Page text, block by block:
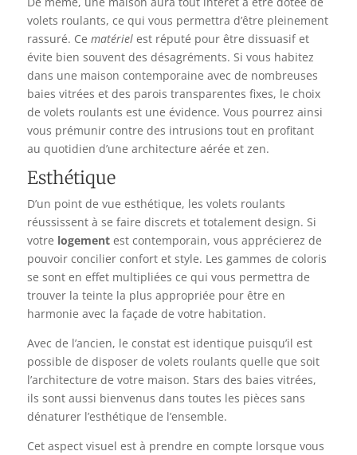
volets roulants, ce qui vous permettra d’être pleinement
rassuré. Ce matériel est réputé pour être dissuasif et
évite bien souvent des désagréments. Si vous habitez
dans une maison contemporaine avec de nombreuses
baies vitrées et des parois transparentes fixes, le choix
de volets roulants est une évidence. Vous pourrez ainsi
vous prémunir contre des intrusions tout en profitant
au quotidien d’une architecture aérée et zen.
Esthétique
D’un point de vue esthétique, les volets roulants
réussissent à se faire discrets et totalement design. Si
votre logement est contemporain, vous apprécierez de
pouvoir concilier confort et style. Les gammes de coloris
se sont en effet multipliées ce qui vous permettra de
trouver la teinte la plus appropriée pour être en
harmonie avec la façade de votre habitation.
Avec de l’ancien, le constat est identique puisqu’il est
possible de disposer de volets roulants quelle que soit
l’architecture de votre maison. Stars des baies vitrées,
ils sont aussi bienvenus dans toutes les pièces sans
dénaturer l’esthétique de l’ensemble.
Cet aspect visuel est à prendre en compte lorsque vous